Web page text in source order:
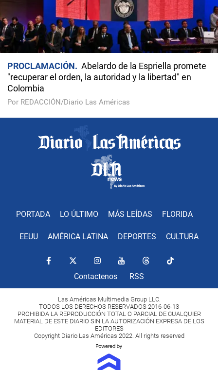
PROCLAMACIÓN
Abelardo de la Espriella promete
"recuperar el orden, la autoridad y la libertad" en
Colombia
Por REDACCIÓN/Diario Las Américas
PORTADA LO ÚLTIMO MÁS LEÍDAS FLORIDA
EEUU AMÉRICA LATINA DEPORTES CULTURA
Contactenos RSS
Las Américas Multimedia Group LLC.
TODOS LOS DERECHOS RESERVADOS 2016-06-13
PROHIBIDA LA REPRODUCCIÓN TOTAL O PARCIAL DE CUALQUIER
MATERIAL DE ESTE DIARIO SIN LA AUTORIZACIÓN EXPRESA DE LOS
EDITORES
Copyright Diario Las Américas 2022. All rights reserved